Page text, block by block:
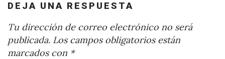
DEJA UNA RESPUESTA
Tu dirección de correo electrónico no será
publicada. Los campos obligatorios están
marcados con *